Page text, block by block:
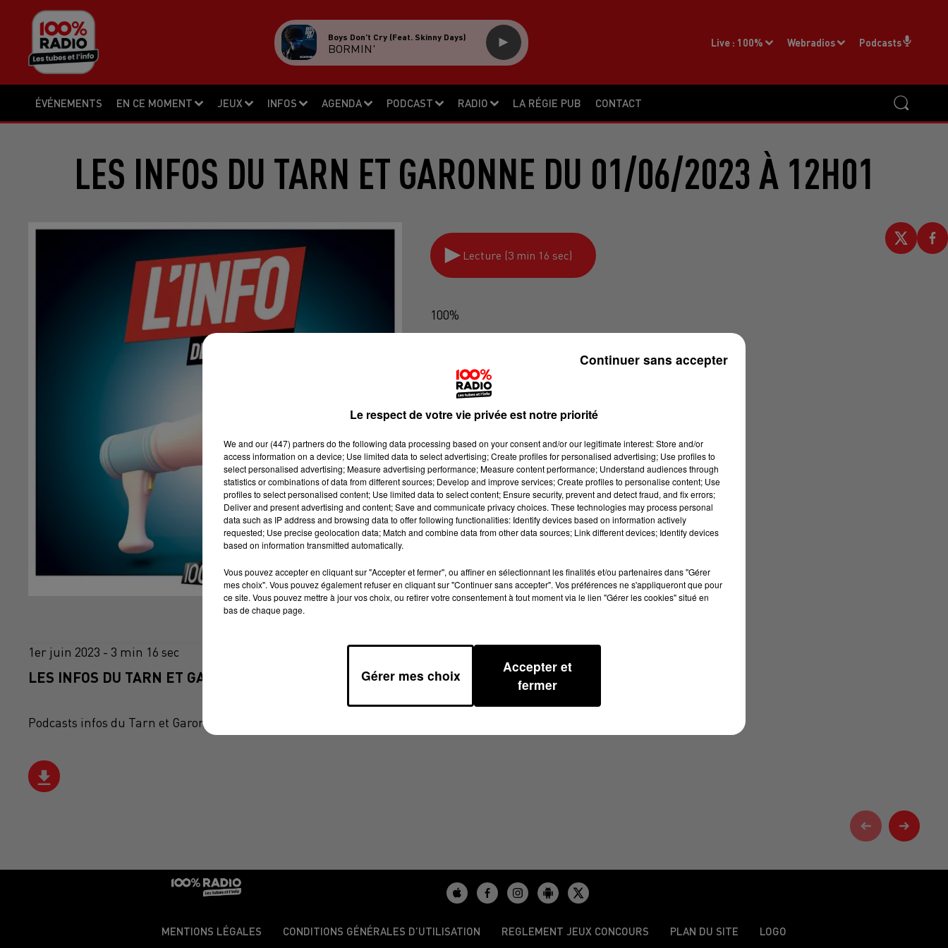
ÉVÉNEMENTS EN CE MOMENT JEUX INFOS AGENDA PODCAST RADIO LA RÉGIE PUB CONTACT
Live : 100% Webradios Podcasts
Boys Don't Cry (feat. Skinny Days)
BORMIN'
LES INFOS DU TARN ET GARONNE DU 01/06/2023 À 12H01
Lecture (3 min 16 sec)
100%
1er juin 2023 - 3 min 16 sec
LES INFOS DU TARN ET GARONNE DU 01/06/2023 À 12H01
Podcasts infos du Tarn et Garonne
MENTIONS LÉGALES CONDITIONS GÉNÉRALES D’UTILISATION REGLEMENT JEUX CONCOURS PLAN DU SITE LOGO
Le respect de votre vie privée est notre priorité
We and our (447) partnersdo the following data processing based on your consent and/or our legitimate interest: Store and/or
access information on a device; Use limited data to select advertising; Create profiles for personalised advertising; Use profiles to
select personalised advertising; Measure advertising performance; Measure content performance; Understand audiences through
statistics or combinations of data from different sources; Develop and improve services; Create profiles to personalise content; Use
profiles to select personalised content; Use limited data to select content; Ensure security, prevent and detect fraud, and fix errors;
Deliver and present advertising and content; Save and communicate privacy choices. These technologies may process personal
data such as IP address and browsing data to offer following functionalities: Identify devices based on information actively
requested; Use precise geolocation data; Match and combine data from other data sources; Link different devices; Identify devices
based on information transmitted automatically.
Vous pouvez accepter en cliquant sur "Accepter et fermer", ou affiner en sélectionnant les finalités et/ou partenaires dans "Gérer
mes choix". Vous pouvez également refuser en cliquant sur "Continuer sans accepter". Vos préférences ne s'appliqueront que pour
ce site. Vous pouvez mettre à jour vos choix, ou retirer votre consentement à tout moment via le lien "Gérer les cookies" situé en
bas de chaque page.
Gérer mes choix
Accepter et
fermer
Continuer sans accepter